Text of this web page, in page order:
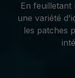
En feuilletant
une variété
les patches